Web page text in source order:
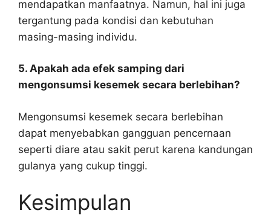
mendapatkan manfaatnya. Namun, hal ini juga
tergantung pada kondisi dan kebutuhan
masing-masing individu.
5. Apakah ada efek samping dari
mengonsumsi kesemek secara berlebihan?
Mengonsumsi kesemek secara berlebihan
dapat menyebabkan gangguan pencernaan
seperti diare atau sakit perut karena kandungan
gulanya yang cukup tinggi.
Kesimpulan